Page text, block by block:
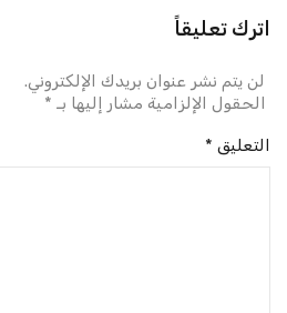
اترك تعليقاً
لن يتم نشر عنوان بريدك الإلكتروني.
الحقول الإلزامية مشار إليها بـ *
التعليق *